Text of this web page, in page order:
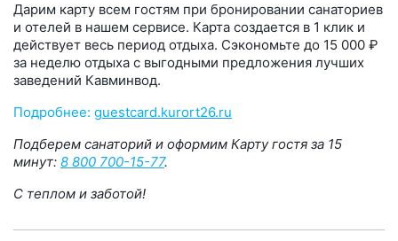
Дарим карту всем гостям при бронировании санаториев
и отелей в нашем сервисе. Карта создается в 1 клик и
действует весь период отдыха. Сэкономьте до 15 000 ₽
за неделю отдыха с выгодными предложения лучших
заведений Кавминвод.
Подробнее: guestcard.kurort26.ru
Подберем санаторий и оформим Карту гостя за 15
минут: 8 800 700-15-77.
С теплом и заботой!